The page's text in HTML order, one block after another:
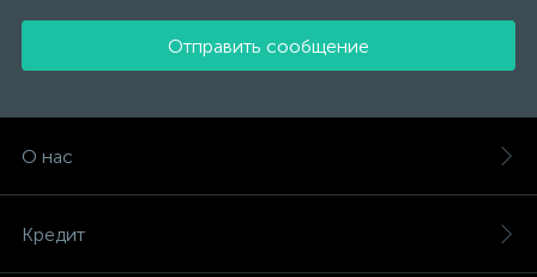
Отправить сообщение
О нас
Кредит